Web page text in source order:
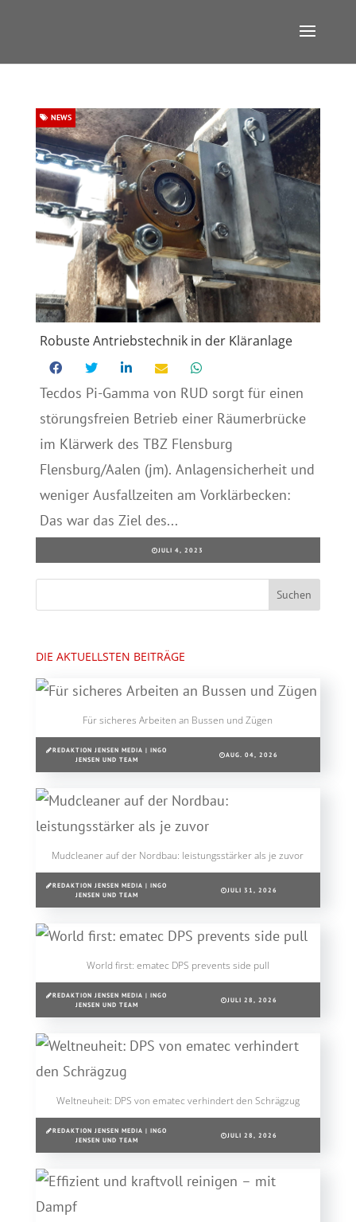
Robuste Antriebstechnik in der Kläranlage
NEWS
Tecdos Pi-Gamma von RUD sorgt für einen
störungsfreien Betrieb einer Räumerbrücke
im Klärwerk des TBZ Flensburg
Flensburg/Aalen (jm). Anlagensicherheit und
weniger Ausfallzeiten am Vorklärbecken:
Das war das Ziel des...
JULI 4, 2023
DIE AKTUELLSTEN BEITRÄGE
Für sicheres Arbeiten an Bussen und Zügen
REDAKTION JENSEN MEDIA | INGO
JENSEN UND TEAM
AUG. 04, 2026
Mudcleaner auf der Nordbau: leistungsstärker als je zuvor
REDAKTION JENSEN MEDIA | INGO
JENSEN UND TEAM
JULI 31, 2026
World first: ematec DPS prevents side pull
REDAKTION JENSEN MEDIA | INGO
JENSEN UND TEAM
JULI 28, 2026
Weltneuheit: DPS von ematec verhindert den Schrägzug
REDAKTION JENSEN MEDIA | INGO
JENSEN UND TEAM
JULI 28, 2026